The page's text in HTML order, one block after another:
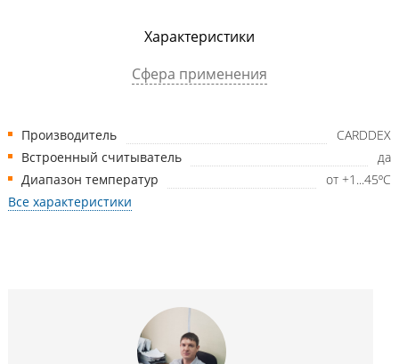
Характеристики
Сфера применения
Производитель
CARDDEX
Встроенный считыватель
да
Диапазон температур
от +1...45ºС
Все характеристики